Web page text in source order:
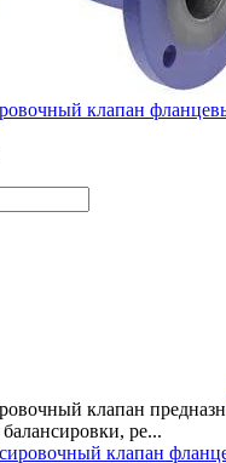
клапан
клапан
ре...